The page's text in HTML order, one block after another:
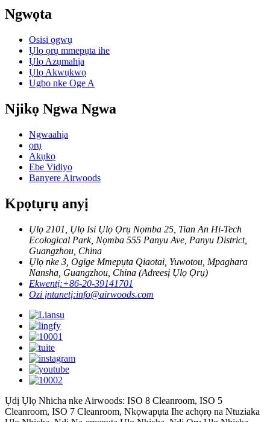
Ngwọta
Osisi ọgwụ
Ụlọ ọrụ mmepụta ihe
Ụlọ Azụmahịa
Ụlọ Akwụkwọ
Ugbo nke Oge A
Njikọ Ngwa Ngwa
Ngwaahịa
ọrụ
Akụkọ
Ebe Vidiyo
Banyere Airwoods
Kpọtụrụ anyị
Ụlọ 2101, Ụlọ Isi Ụlọ Ọrụ Nọmba 25, Tian An Hi-Tech
Ecological Park, Nọmba 555 Panyu Ave, Panyu District,
Guangzhou, China
Ụlọ nke 3, Ogige Mmepụta Qiaotai, Yuwotou, Mpaghara
Nansha, Guangzhou, China (Adreesị Ụlọ Ọrụ)
Ekwentị:+86-20-39141701
Ozi ịntanetị:info@airwoods.com
Ụdị Ụlọ Nhicha nke Airwoods: ISO 8 Cleanroom, ISO 5
Cleanroom, ISO 7 Cleanroom, Nkọwapụta Ihe achọrọ na Ntuziaka